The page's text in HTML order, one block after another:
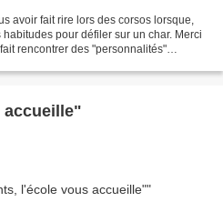
avoir fait rire lors des corsos lorsque,
pour défiler sur un char. Merci
rencontrer des "personnalités"
accueille"